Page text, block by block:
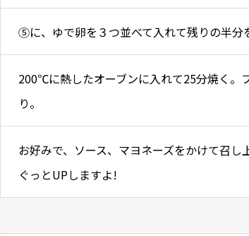
⑤に、ゆで卵を３つ並べて入れて残りの半分
200℃に熱したオーブンに入れて25分焼く。
り。
お好みで、ソース、マヨネーズをかけて召
ぐっとUPしますよ!